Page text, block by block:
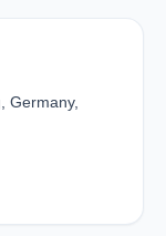
Germany,